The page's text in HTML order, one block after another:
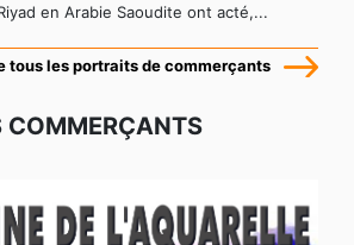
en Arabie Saoudite ont acté,...
tous les portraits de commerçants
COMMERÇANTS